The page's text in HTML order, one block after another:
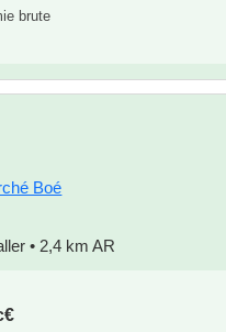
brute
Boé
• 2,4 km AR